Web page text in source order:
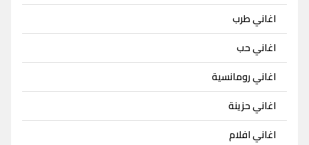
اغاني طرب
اغاني حب
اغاني رومانسية
اغاني حزينة
اغاني افلام